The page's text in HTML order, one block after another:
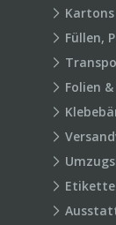
Füllen,
Folien